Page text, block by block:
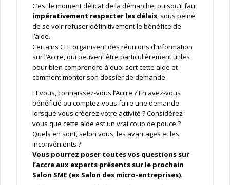
C’est le moment délicat de la démarche, puisqu’il faut
impérativement respecter les délais, sous peine
de se voir refuser définitivement le bénéfice de
l’aide.
Certains CFE organisent des réunions d’information
sur l’Accre, qui peuvent être particulièrement utiles
pour bien comprendre à quoi sert cette aide et
comment monter son dossier de demande.
Et vous, connaissez-vous l’Accre ? En avez-vous
bénéficié ou comptez-vous faire une demande
lorsque vous créerez votre activité ? Considérez-
vous que cette aide est un vrai coup de pouce ?
Quels en sont, selon vous, les avantages et les
inconvénients ?
Vous pourrez poser toutes vos questions sur
l’accre aux experts présents sur le prochain
Salon SME (ex Salon des micro-entreprises).